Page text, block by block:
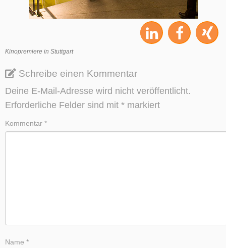
Kinopremiere in Stuttgart
Schreibe einen Kommentar
Deine E-Mail-Adresse wird nicht veröffentlicht.
Erforderliche Felder sind mit * markiert
Kommentar *
Name *